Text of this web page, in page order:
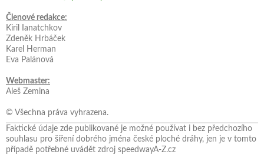
Členové redakce:
Kiril Ianatchkov
Zdeněk Hrbáček
Karel Herman
Eva Palánová
Webmaster:
Aleš Zemina
© Všechna práva vyhrazena.
Faktické údaje zde publikované je možné používat i bez předchozího
souhlasu pro šíření dobrého jména české ploché dráhy, jen je v tomto
případě potřebné uvádět zdroj speedwayA-Z.cz